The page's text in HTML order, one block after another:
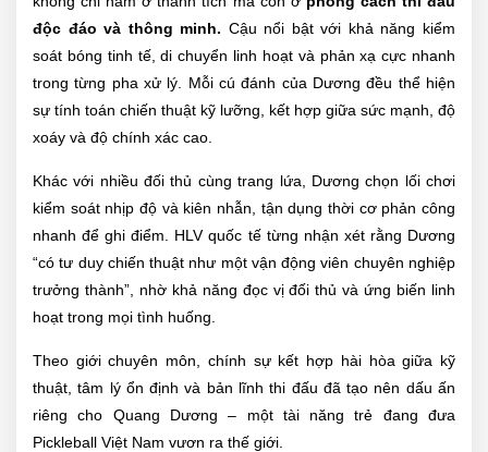
độc đáo và thông minh. Cậu nổi bật với khả năng kiểm
soát bóng tinh tế, di chuyển linh hoạt và phản xạ cực nhanh
trong từng pha xử lý. Mỗi cú đánh của Dương đều thể hiện
sự tính toán chiến thuật kỹ lưỡng, kết hợp giữa sức mạnh, độ
xoáy và độ chính xác cao.
Khác với nhiều đối thủ cùng trang lứa, Dương chọn lối chơi
kiểm soát nhịp độ và kiên nhẫn, tận dụng thời cơ phản công
nhanh để ghi điểm. HLV quốc tế từng nhận xét rằng Dương
“có tư duy chiến thuật như một vận động viên chuyên nghiệp
trưởng thành”, nhờ khả năng đọc vị đối thủ và ứng biến linh
hoạt trong mọi tình huống.
Theo giới chuyên môn, chính sự kết hợp hài hòa giữa kỹ
thuật, tâm lý ổn định và bản lĩnh thi đấu đã tạo nên dấu ấn
riêng cho Quang Dương – một tài năng trẻ đang đưa
Pickleball Việt Nam vươn ra thế giới.